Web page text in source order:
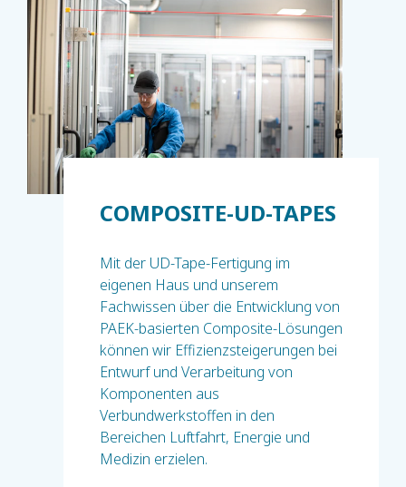
COMPOSITE-UD-TAPES
Mit der UD-Tape-Fertigung im
eigenen Haus und unserem
Fachwissen über die Entwicklung von
PAEK-basierten Composite-Lösungen
können wir Effizienzsteigerungen bei
Entwurf und Verarbeitung von
Komponenten aus
Verbundwerkstoffen in den
Bereichen Luftfahrt, Energie und
Medizin erzielen.